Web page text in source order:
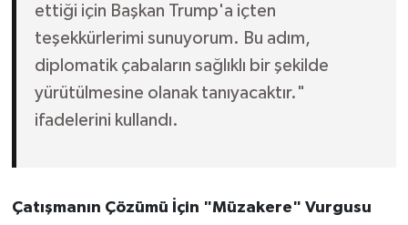
ettiği için Başkan Trump'a içten
teşekkürlerimi sunuyorum. Bu adım,
diplomatik çabaların sağlıklı bir şekilde
yürütülmesine olanak tanıyacaktır."
ifadelerini kullandı.
Çatışmanın Çözümü İçin "Müzakere" Vurgusu